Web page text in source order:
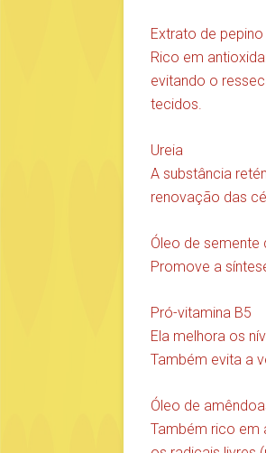
Extrato de pepino
Rico em
evitando o
tecidos.
Ureia
A substância
renovação das
Óleo de semente
Promove a
Pró-vitamina B5
Ela melhora os
Também evita a
Óleo de
Também rico em